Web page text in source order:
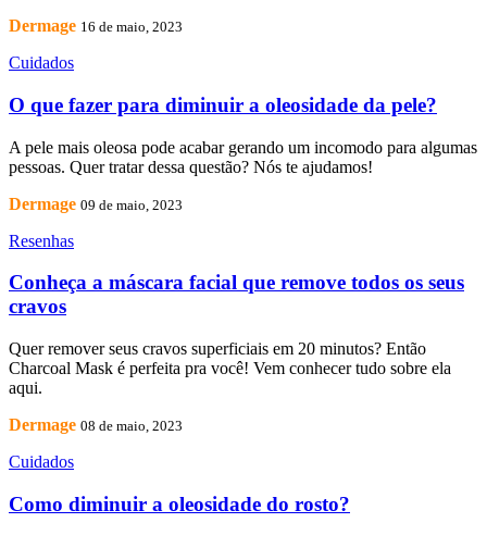
Dermage 16 de maio, 2023
Cuidados
O que fazer para diminuir a oleosidade da pele?
A pele mais oleosa pode acabar gerando um incomodo para algumas
pessoas. Quer tratar dessa questão? Nós te ajudamos!
Dermage 09 de maio, 2023
Resenhas
Conheça a máscara facial que remove todos os seus
cravos
Quer remover seus cravos superficiais em 20 minutos? Então
Charcoal Mask é perfeita pra você! Vem conhecer tudo sobre ela
aqui.
Dermage 08 de maio, 2023
Cuidados
Como diminuir a oleosidade do rosto?